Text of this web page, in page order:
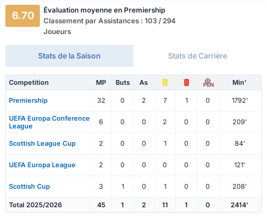
6.70
Évaluation moyenne en Premiership
Classement par Assistances : 103 / 294
Joueurs
Stats de la Saison Stats de Carrière
Competition MP Buts As PEN Min'
Premiership 32 0 2 7 1 0 1792'
UEFA Europa Conference
League
6 0 0 2 0 0 209'
Scottish League Cup 2 0 0 1 0 0 84'
UEFA Europa League 2 0 0 0 0 0 121'
Scottish Cup 3 1 0 1 0 0 208'
Total 2025/2026 45 1 2 11 1 0 2414'